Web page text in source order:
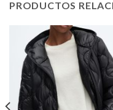
PRODUCTOS